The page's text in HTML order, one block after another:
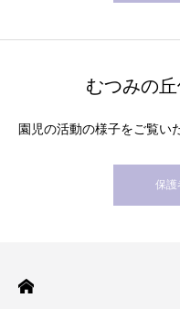
むつみの
園児の活動の様子をご覧い
保護